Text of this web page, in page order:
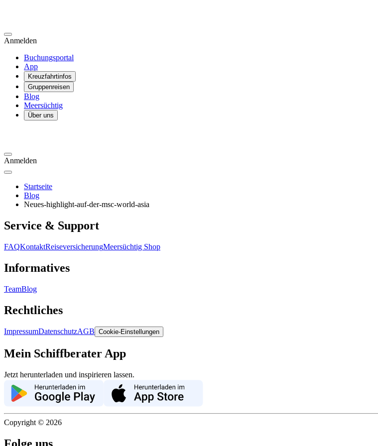
Anmelden
Buchungsportal
App
Kreuzfahrtinfos
Gruppenreisen
Blog
Meersüchtig
Über uns
Anmelden
Startseite
Blog
Neues-highlight-auf-der-msc-world-asia
Service & Support
FAQKontaktReiseversicherungMeersüchtig Shop
Informatives
TeamBlog
Rechtliches
ImpressumDatenschutzAGB Cookie-Einstellungen
Mein Schiffberater App
Jetzt herunterladen und inspirieren lassen.
Copyright © 2026